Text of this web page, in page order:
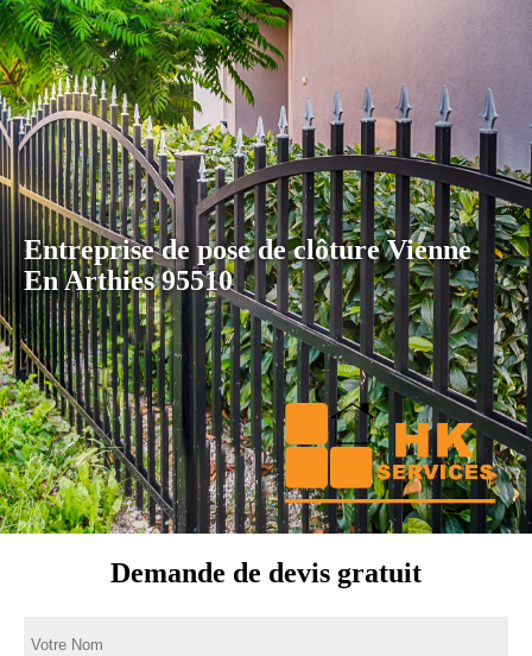
Entreprise de pose de clôture Vienne
En Arthies 95510
Demande de devis gratuit